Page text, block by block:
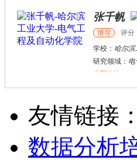
张千帆
博导 评分
学校： 哈尔
研究领域： 电
立即咨询
胡明志
硕导
学校：浙江工
立即咨询
友情链接：
数据分析